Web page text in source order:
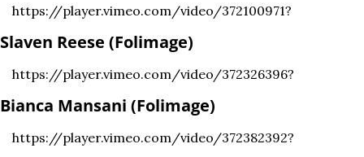
https://player.vimeo.com/video/372100971?
Slaven Reese (Folimage)
https://player.vimeo.com/video/372326396?
Bianca Mansani (Folimage)
https://player.vimeo.com/video/372382392?